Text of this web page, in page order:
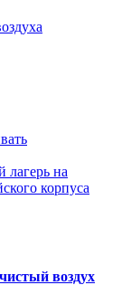
лагерь на
корпуса
воздух